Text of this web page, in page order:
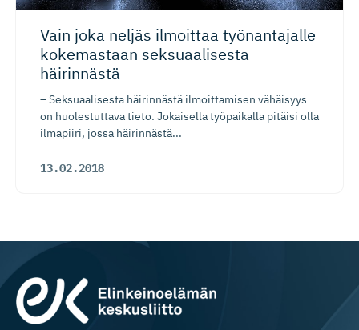
Vain joka neljäs ilmoittaa työnantajalle
kokemastaan seksuaalisesta
häirinnästä
– Seksuaalisesta häirinnästä ilmoittamisen vähäisyys
on huolestuttava tieto. Jokaisella työpaikalla pitäisi olla
ilmapiiri, jossa häirinnästä...
13.02.2018